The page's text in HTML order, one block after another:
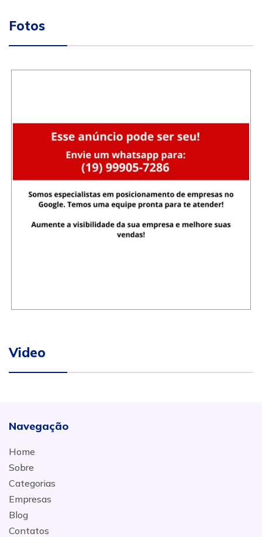
Fotos
Video
Navegação
Home
Sobre
Categorias
Empresas
Blog
Contatos